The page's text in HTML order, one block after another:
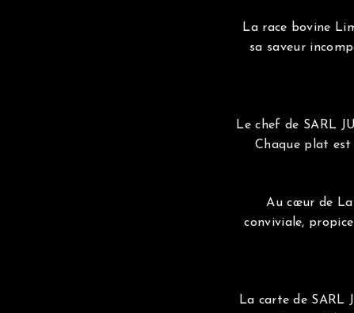
La race bovine
sa saveur
Le chef de SARL
Chaque plat est
Au cœur de
conviviale,
La carte de SARL